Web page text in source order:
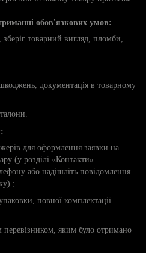
обов'язкових умов:
зберіг товарний вигляд, пломби,
документація в товарному
для оформлення заявки на
(у розділі «Контакти»
або надішліть повідомлення
;
повної комплектації
перевізником, яким було отримано